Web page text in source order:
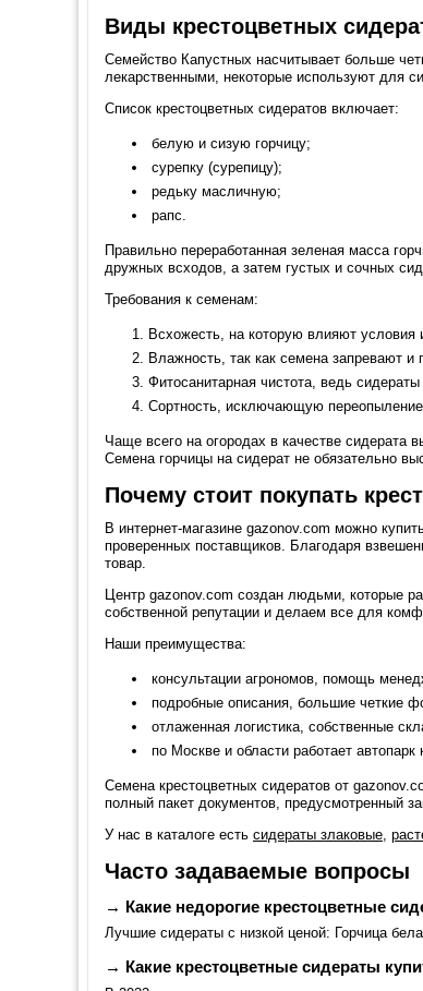
Виды крестоцветных
Семейство Капустных насчитывает больше
лекарственными, некоторые используют для
Список крестоцветных сидератов включает:
белую и сизую горчицу;
сурепку (сурепицу);
редьку масличную;
рапс.
Правильно переработанная зеленая масса
дружных всходов, а затем густых и сочных
Требования к семенам:
Всхожесть, на которую влияют условия
Влажность, так как семена запревают и
Фитосанитарная чистота, ведь
Сортность, исключающую
Чаще всего на огородах в качестве сидерата
Семена горчицы на сидерат не обязательно
Почему стоит покупать
В интернет-магазине gazonov.com можно
проверенных поставщиков. Благодаря
товар.
Центр gazonov.com создан людьми, которые
собственной репутации и делаем все для
Наши преимущества:
консультации агрономов, помощь
подробные описания, большие четкие
отлаженная логистика, собственные
по Москве и области работает
Семена крестоцветных сидератов от
полный пакет документов, предусмотренный
У нас в каталоге есть сидераты злаковые
Часто задаваемые вопросы
→ Какие недорогие крестоцветные
Лучшие сидераты с низкой ценой: Горчица
→ Какие крестоцветные сидераты